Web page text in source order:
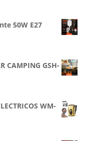
50W E27
CAMPING GSH-
WM-